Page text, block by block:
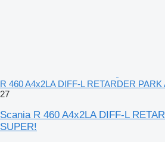
R 460 A4x2LA DIFF-L RETARDER
27
Scania R 460 A4x2LA DIFF-L
SUPER!